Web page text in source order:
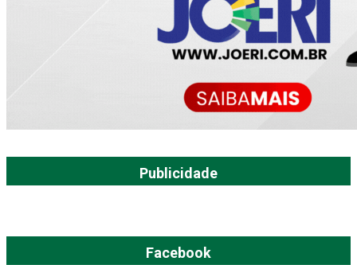
Publicidade
Facebook